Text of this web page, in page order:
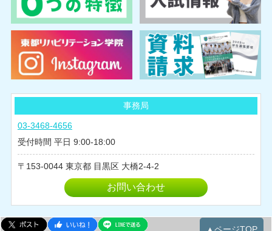
2025年02月
2024年08月
2024年07月
2024年06月
2024年05月
2024年04月
2024年03月
2024年01月
2023年11月
2023年10月
事務局
03-3468-4656
受付時間 平日 9:00-18:00
153-0044 東京都 目黒区 大橋2-4-2
お問い合わせ
▲ページTOP